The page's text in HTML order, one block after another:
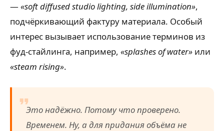
—«soft diffused studio lighting, side illumination»,
подчёркивающий фактуру материала. Особый
интерес вызывает использование терминов из
фуд-стайлинга, например, «splashes of water» или
«steam rising».
Это надёжно. Потому что проверено.
Временем. Ну, а для придания объёма не